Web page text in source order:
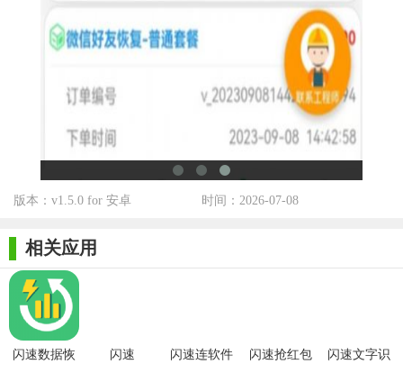
3. 恢复记录：记录用户的恢复历史，方便用户随时查看和管
理已恢复的文件。
4. 帮助中心：提供详细的使用指南和常见问题解答，帮助用
户快速上手并解决使用过程中遇到的问题。
【闪速数据恢复app玩法】
1. 连接设备：将需要恢复数据的设备通过USB线连接到手
机，并打开闪速数据恢复APP。
式（快速扫描或深度扫描）。
3. 等待扫描完成：软件将自动扫描设备中的存储数据，用户
需耐心等待扫描完成。
4. 预览并恢复文件：在扫描结果中预览文件内容，选择需要
恢复的文件并点击“恢复”按钮进行恢复操作。
版本：v1.5.0 for 安卓 时间：2026-07-08
相关应用
闪速数据恢
闪速
闪速连软件
闪速抢红包
闪速文字识